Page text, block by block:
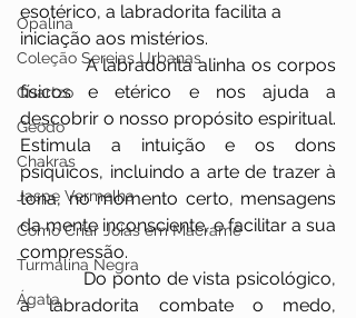
Opalina
Coleção Sereias Urbanas
Quartzo
Geodo
Chakras
Jaspe Vermelha
Como Criar Joias em Macramê
Turmalina Negra
Ágata
esotérico, a labradorita facilita a
iniciação aos mistérios.
            A labradorita alinha os corpos
físicos e etérico e nos ajuda a
descobrir o nosso propósito espiritual.
Estimula a intuição e os dons
psíquicos, incluindo a arte de trazer à
tona, no momento certo, mensagens
da mente inconsciente, e facilitar a sua
compressão.
a labradorita combate o medo,